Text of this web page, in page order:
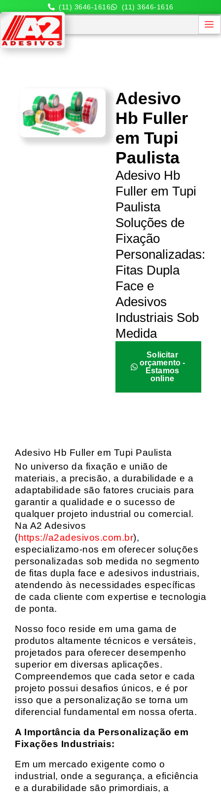
(11) 3646-1616 (11) 3646-1616
Adesivo
Hb Fuller
em Tupi
Paulista
Adesivo Hb
Fuller em Tupi
Paulista
Soluções de
Fixação
Personalizadas:
Fitas Dupla
Face e
Adesivos
Industriais Sob
Medida
Solicitar
orçamento -
Estamos
online
Adesivo Hb Fuller em Tupi Paulista
No universo da fixação e união de
materiais, a precisão, a durabilidade e a
adaptabilidade são fatores cruciais para
garantir a qualidade e o sucesso de
qualquer projeto industrial ou comercial.
Na A2 Adesivos
(https://a2adesivos.com.br),
especializamo-nos em oferecer soluções
personalizadas sob medida no segmento
de fitas dupla face e adesivos industriais,
atendendo às necessidades específicas
de cada cliente com expertise e tecnologia
de ponta.
Nosso foco reside em uma gama de
produtos altamente técnicos e versáteis,
projetados para oferecer desempenho
superior em diversas aplicações.
Compreendemos que cada setor e cada
projeto possui desafios únicos, e é por
isso que a personalização se torna um
diferencial fundamental em nossa oferta.
A Importância da Personalização em
Fixações Industriais:
Em um mercado exigente como o
industrial, onde a segurança, a eficiência
e a durabilidade são primordiais, a